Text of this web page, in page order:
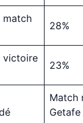
match
28%
victoire
23%
Match
Getafe